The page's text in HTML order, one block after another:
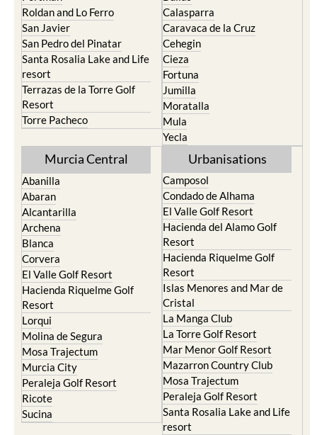
Paraiso
Portman
Roldan and Lo Ferro
San Javier
San Pedro del Pinatar
Santa Rosalia Lake and Life
resort
Terrazas de la Torre Golf
Resort
Torre Pacheco
Bullas
Calasparra
Caravaca de la Cruz
Cehegin
Cieza
Fortuna
Jumilla
Moratalla
Mula
Murcia Central
Abanilla
Abaran
Alcantarilla
Archena
Blanca
Corvera
El Valle Golf Resort
Hacienda Riquelme Golf
Resort
Lorqui
Molina de Segura
Mosa Trajectum
Murcia City
Peraleja Golf Resort
Ricote
Urbanisations
Camposol
Condado de Alhama
El Valle Golf Resort
Hacienda del Alamo Golf
Resort
Hacienda Riquelme Golf
Resort
Islas Menores and Mar de
Cristal
La Manga Club
La Torre Golf Resort
Mar Menor Golf Resort
Mazarron Country Club
Mosa Trajectum
Peraleja Golf Resort